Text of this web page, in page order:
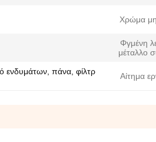
Χρώμα
Φγμένη
μέταλλο
ενδυμάτων, πάνα, φίλτρ
Αίτημα